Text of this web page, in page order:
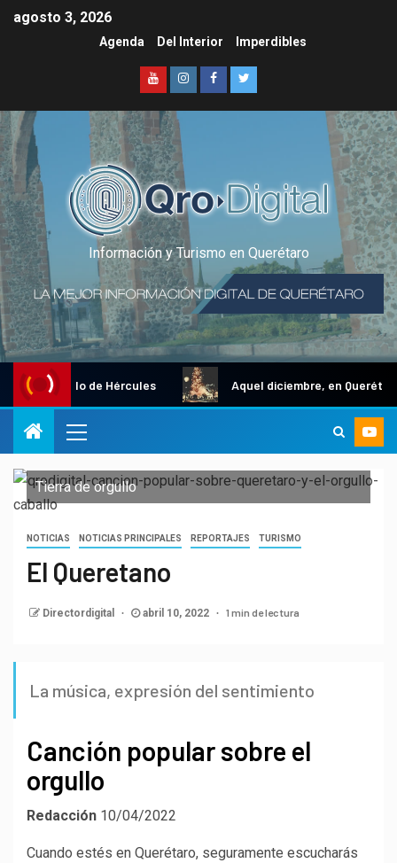
agosto 3, 2026
Agenda Del Interior Imperdibles
Información y Turismo en Querétaro
Gallo de Hércules Aquel diciembre, en Querétaro
Tierra de orgullo
NOTICIAS NOTICIAS PRINCIPALES REPORTAJES TURISMO
El Queretano
Directordigital abril 10, 2022 1 min de lectura
La música, expresión del sentimiento
Canción popular sobre el
orgullo
Redacción 10/04/2022
Cuando estés en Querétaro, seguramente escucharás